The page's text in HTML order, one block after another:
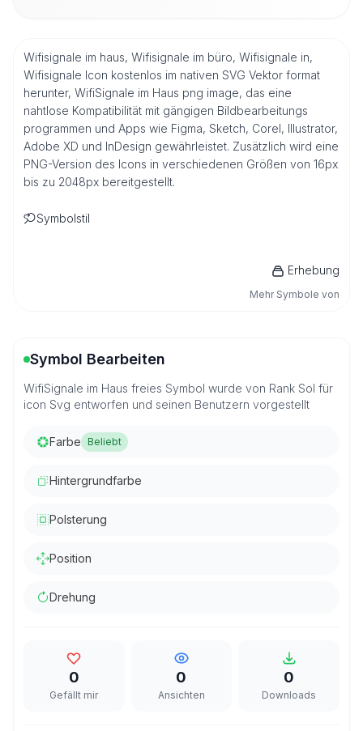
Wifisignale im haus, Wifisignale im büro, Wifisignale in,
Wifisignale Icon kostenlos im nativen SVG Vektor format
herunter, WifiSignale im Haus png image, das eine
nahtlose Kompatibilität mit gängigen Bildbearbeitungs
programmen und Apps wie Figma, Sketch, Corel, Illustrator,
Adobe XD und InDesign gewährleistet. Zusätzlich wird eine
PNG-Version des Icons in verschiedenen Größen von 16px
bis zu 2048px bereitgestellt.
Symbolstil
Erhebung
Mehr Symbole von
Symbol Bearbeiten
WifiSignale im Haus freies Symbol wurde von Rank Sol für
icon Svg entworfen und seinen Benutzern vorgestellt
Farbe Beliebt
Hintergrundfarbe
Polsterung
Position
Drehung
0
Gefällt mir
0
Ansichten
0
Downloads